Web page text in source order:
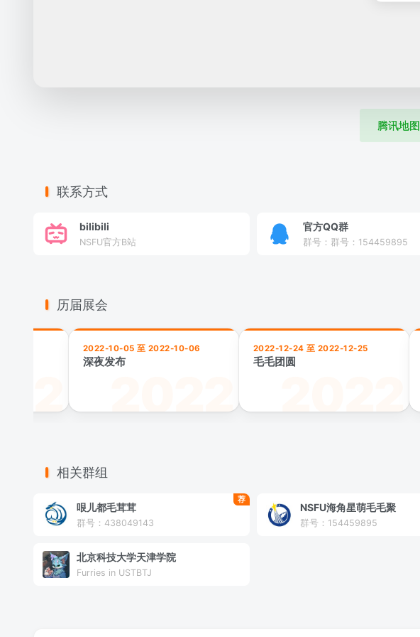
腾讯地图
联系方式
bilibili
NSFU官方B站
官方QQ群
群号：群号：154459895
历届展会
2022-10-05 至 2022-10-06
深夜发布
2022-12-24 至 2022-12-25
毛毛团圆
相关群组
荐
哏儿都毛茸茸
群号：438049143
NSFU海角星萌毛毛聚
群号：154459895
北京科技大学天津学院
Furries in USTBTJ